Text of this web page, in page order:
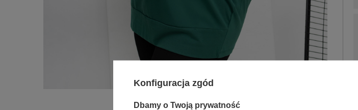
Konfiguracja zgód
Dbamy o Twoją prywatność